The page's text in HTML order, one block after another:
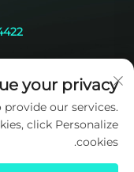
your privacy
our services.
click Personalize
cookies.